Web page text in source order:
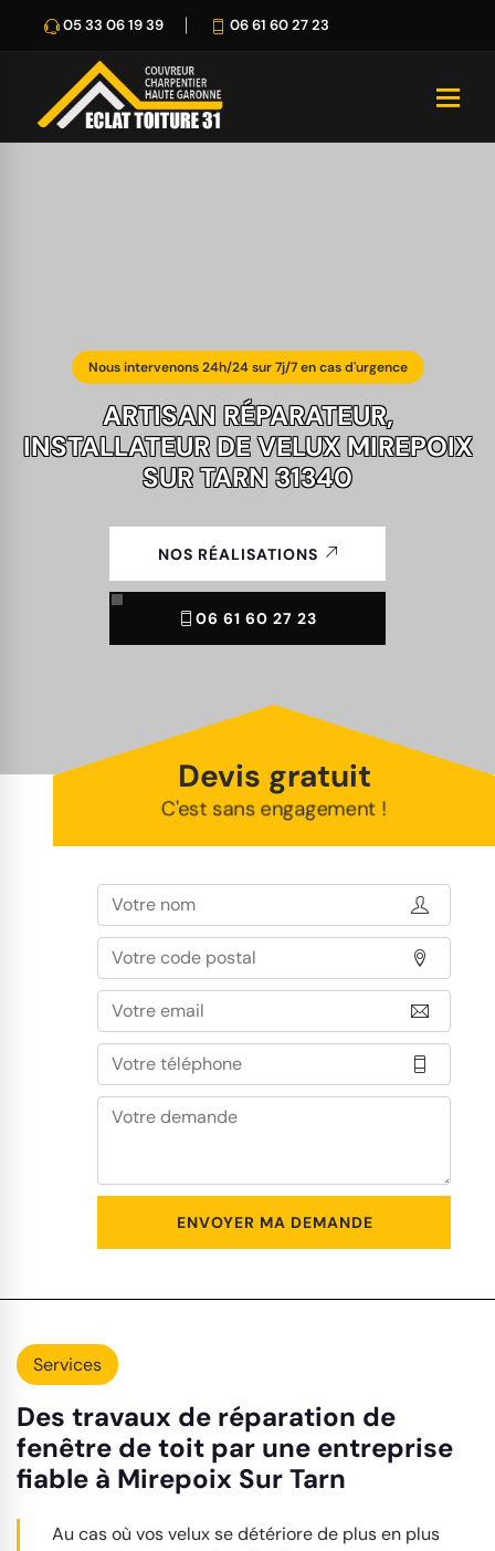
05 33 06 19 39 06 61 60 27 23
Nous intervenons 24h/24 sur 7j/7 en cas d'urgence
ARTISAN RÉPARATEUR,
INSTALLATEUR DE VELUX MIREPOIX
SUR TARN 31340
NOS RÉALISATIONS
06 61 60 27 23
Devis gratuit
C'est sans engagement !
Services
Des travaux de réparation de
fenêtre de toit par une entreprise
fiable à Mirepoix Sur Tarn
Au cas où vos velux se détériore de plus en plus